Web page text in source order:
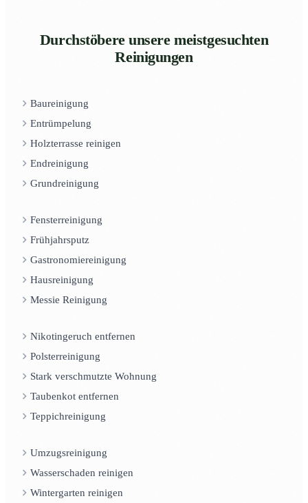
Durchstöbere unsere meistgesuchten
Reinigungen
Baureinigung
Entrümpelung
Holzterrasse reinigen
Endreinigung
Grundreinigung
Fensterreinigung
Frühjahrsputz
Gastronomiereinigung
Hausreinigung
Messie Reinigung
Nikotingeruch entfernen
Polsterreinigung
Stark verschmutzte Wohnung
Taubenkot entfernen
Teppichreinigung
Umzugsreinigung
Wasserschaden reinigen
Wintergarten reinigen